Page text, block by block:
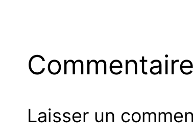
Laisser un